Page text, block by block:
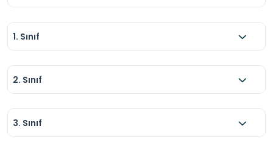
1. Sınıf
2. Sınıf
3. Sınıf